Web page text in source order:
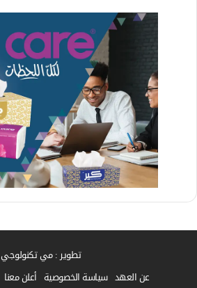
تطوير : مي تكنولوجي
عن العهد سياسة الخصوصية أعلن معنا